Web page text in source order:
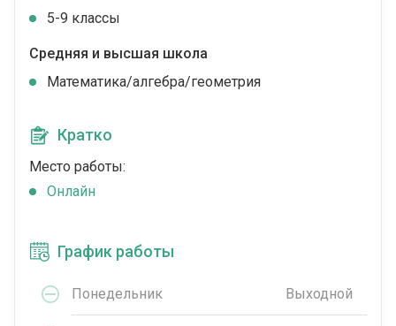
5-9 классы
Средняя и высшая школа
Математика/алгебра/геометрия
Кратко
Место работы:
Онлайн
График работы
Понедельник Выходной